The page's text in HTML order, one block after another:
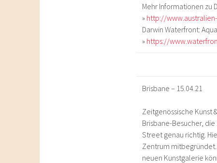
Mehr Informationen zu
» http://
Darwin Waterfront:
» https://
Brisbane – 15.04.21
Zeitgenössische Kunst
Brisbane-Besucher,
Street genau richtig.
Zentrum
neuen Kunstgalerie